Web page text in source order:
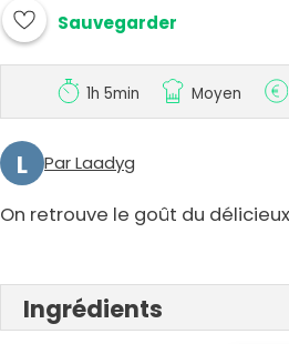
Sauvegarder
1h 5min Moyen
L Par Laadyg
On retrouve le goût du
Ingrédients